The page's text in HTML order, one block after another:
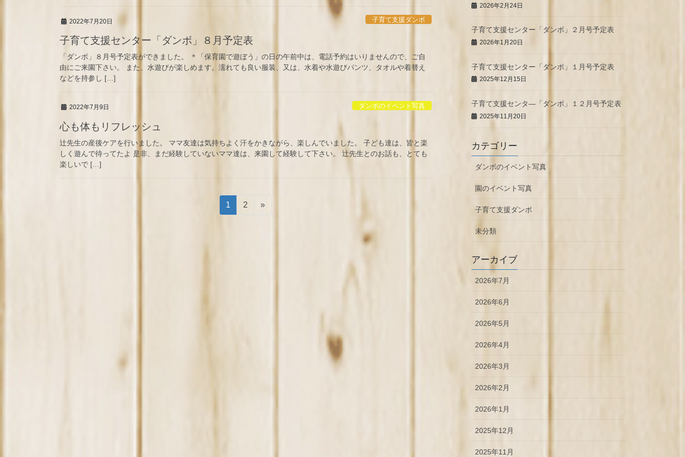
2022年7月20日 子育て支援ダンボ
子育て支援センター「ダンボ」８月予定表
「ダンボ」８月号予定表ができました。 ＊「保育園で遊ぼう」の日の午前中は、電話予約はいりませんので、ご自
由にご来園下さい。 また、水遊びが楽しめます。濡れても良い服装、又は、水着や水遊びパンツ、タオルや着替え
などを持参し […]
2022年7月9日 ダンボのイベント写真
心も体もリフレッシュ
辻先生の産後ケアを行いました。 ママ友達は気持ちよく汗をかきながら、楽しんでいました。 子ども達は、皆と楽
しく遊んで待ってたよ 是非、まだ経験していないママ達は、来園して経験して下さい。 辻先生とのお話も、とても
楽しいで […]
固
定
1
固
2 »
2026年2月24日
子育て支援センター「ダンボ」２月号予定表
2026年1月20日
子育て支援センター「ダンボ」１月号予定表
2025年12月15日
子育て支援センタ―「ダンボ」１２月号予定表
2025年11月20日
カテゴリー
ダンボのイベント写真
園のイベント写真
子育て支援ダンボ
未分類
アーカイブ
2026年7月
2026年6月
2026年5月
2026年4月
2026年3月
2026年2月
2026年1月
2025年12月
2025年11月